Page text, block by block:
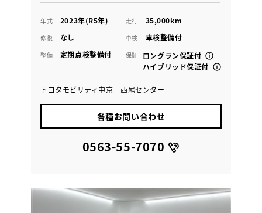
年式 2023年(R5年) 走行 35,000km
修復 なし 車検 車検整備付
整備 定期点検整備付 保証
ロングラン保証付
ハイブリッド保証付
トヨタモビリティ中京 西尾センター
各種お問い合わせ
0563-55-7070